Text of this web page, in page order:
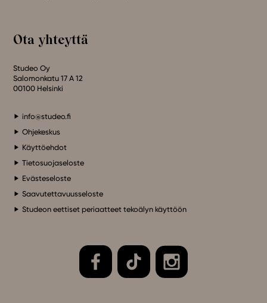
Ota yhteyttä
Studeo Oy
Salomonkatu 17 A 12
00100 Helsinki
info@studeo.fi
Ohjekeskus
Käyttöehdot
Tietosuojaseloste
Evästeseloste
Saavutettavuusseloste
Studeon eettiset periaatteet tekoälyn käyttöön